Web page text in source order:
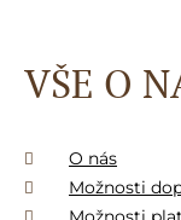
VŠE O
O nás
Možnosti